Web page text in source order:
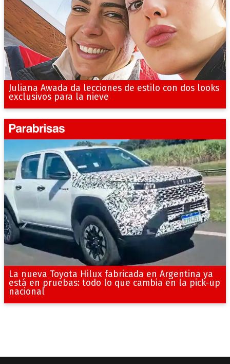
Juliana Awada da lecciones de estilo con dos looks
exclusivos para la nieve
La nueva Toyota Hilux fabricada en Argentina ya
está en pruebas: todo lo que cambia en la pick-up
nacional